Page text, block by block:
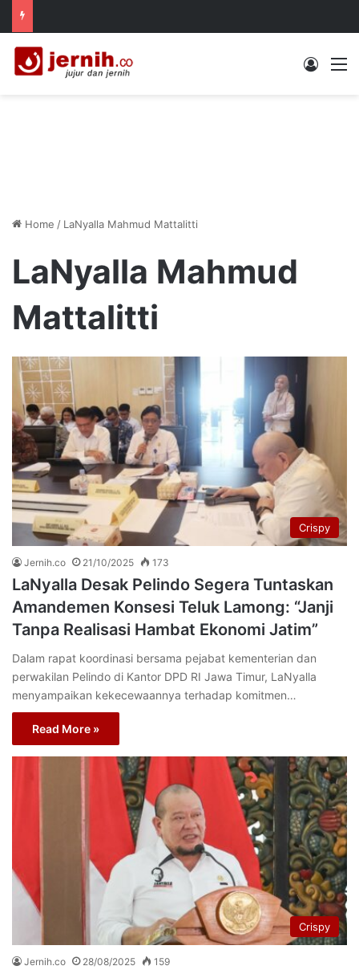
Log In
Home / LaNyalla Mahmud Mattalitti
LaNyalla Mahmud
Mattalitti
Crispy
Jernih.co 21/10/2025 173
LaNyalla Desak Pelindo Segera Tuntaskan
Amandemen Konsesi Teluk Lamong: “Janji
Tanpa Realisasi Hambat Ekonomi Jatim”
Dalam rapat koordinasi bersama pejabat kementerian dan
perwakilan Pelindo di Kantor DPD RI Jawa Timur, LaNyalla
menyampaikan kekecewaannya terhadap komitmen…
Read More »
Crispy
Jernih.co 28/08/2025 159